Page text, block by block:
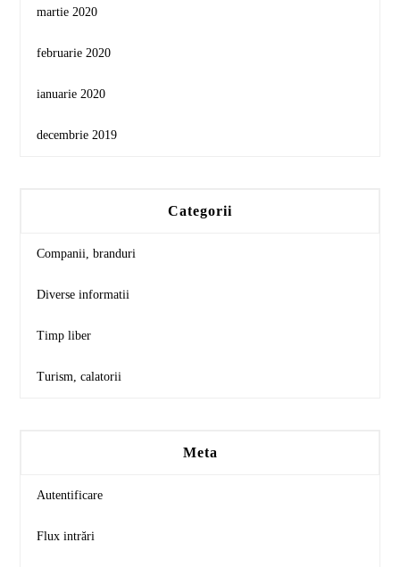
martie 2020
februarie 2020
ianuarie 2020
decembrie 2019
Categorii
Companii, branduri
Diverse informatii
Timp liber
Turism, calatorii
Meta
Autentificare
Flux intrări